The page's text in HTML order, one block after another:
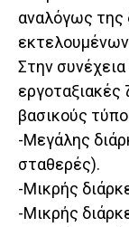
αναλόγως της
Στην
βασικούς
-Μεγάλης
σταθερές).
-Μικρής
-Μικρής